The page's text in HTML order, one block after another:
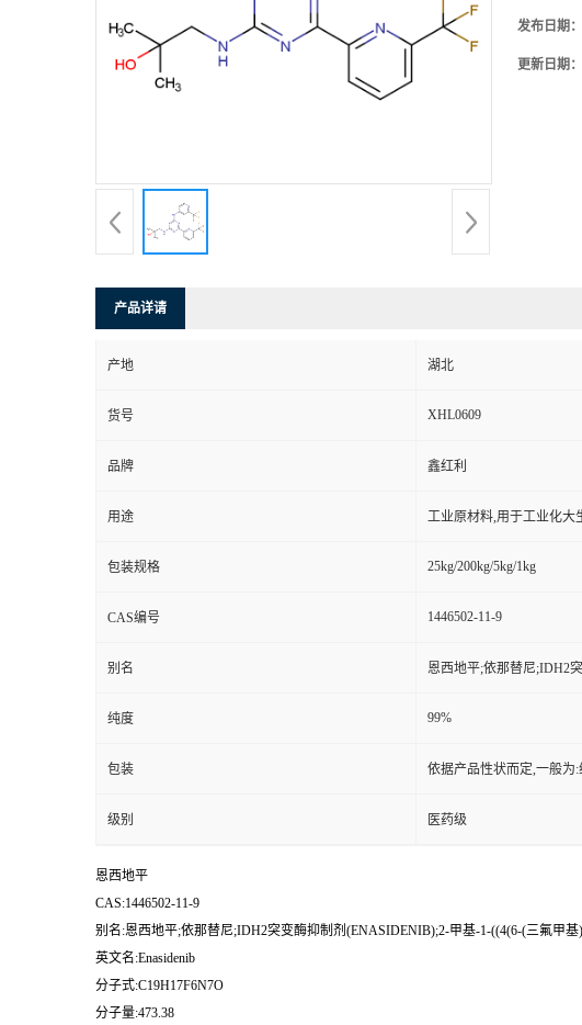
发布日期：
更新日期：
产品详请
产地 湖北
货号 XHL0609
品牌 鑫红利
用途 工业原材料,用于工业化大
包装规格 25kg/200kg/5kg/1kg
CAS编号 1446502-11-9
别名 恩西地平;依那替尼;IDH2
纯度 99%
包装 依据产品性状而定,一般为
级别 医药级
恩西地平
CAS:1446502-11-9
别名:恩西地平;依那替尼;IDH2突变酶抑制剂(ENASIDENIB);2-甲基-1-((4(6-(三氟甲
英文名:Enasidenib
分子式:C19H17F6N7O
分子量:473.38